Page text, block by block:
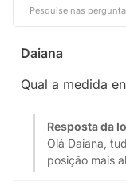
Daiana
Qual a medida
Resposta da
Olá Daiana,
posição mais